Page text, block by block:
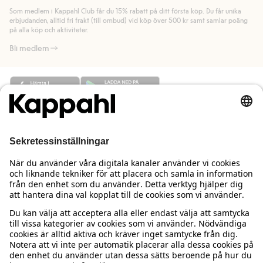
Läs mer
Läs mer
Som medlem i Kappahl Club får du 15% rabatt på ditt första köp. Du får unika
erbjudanden, alltid fri frakt (till ombud) vid köp över 500 kr samt samlar poäng
på alla köp och aktiviteter.
Bli medlem
Behöver du hjälp?
Kundservice
Vanliga frågor
Beställning & retur
Kappahl Club
Logga in
Kappahl Club
Om oss
Om Kappahl Group
Villkor & policy